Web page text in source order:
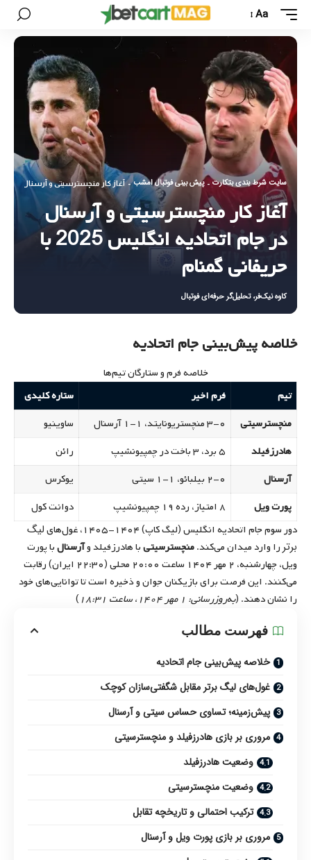
Aa
سایت شرط بندی بتکارت - پیش بینی فوتبال امشب - آغاز کار منچسترسیتی و آرسنال در جام اتحادیه
آغاز کار منچسترسیتی و آرسنال
در جام اتحادیه انگلیس 2025 با
حریفانی گمنام
کاوه نیک‌فر، تحلیل‌گر حرفه‌ای فوتبال
خلاصه پیش‌بینی جام اتحادیه
خلاصه فرم و ستارگان تیم‌ها
تیم
فرم اخیر
ستاره کلیدی
منچسترسیتی
۳-۰ منچستریونایتد، ۱-۱ آرسنال
ساوینیو
هادرزفیلد
۵ برد، ۳ باخت در چمپیونشیپ
رائن
آرسنال
۲-۰ بیلبائو، ۱-۱ سیتی
یوکرس
پورت ویل
۸ امتیاز، رده ۱۹ چمپیونشیپ
دوانت کول
دور سوم جام اتحادیه انگلیس (لیگ کاپ) ۱۴۰۴-۱۴۰۵، غول‌های
لیگ
برتررا وارد میدان می‌کند.منچسترسیتیبا هادرزفیلد وآرسنالبا پورت
ویل، چهارشنبه، ۲ مهر ۱۴۰۴
ساعت ۲۰:۰۰ محلی (۲۲:۳۰ ایران) رقابت
می‌کنند. این فرصت برای بازیکنان جوان و ذخیره است تا توانایی‌های خود
را نشان دهند. (به‌روزرسانی: ۱ مهر ۱۴۰۴، ساعت ۱۸:۳۱ )
فهرست مطالب
خلاصه پیش‌بینی جام اتحادیه
غول‌های لیگ برتر مقابل شگفتی‌سازان کوچک
پیش‌زمینه؛ تساوی حساس سیتی و آرسنال
مروری بر بازی هادرزفیلد و منچسترسیتی
وضعیت هادرزفیلد
وضعیت منچسترسیتی
ترکیب احتمالی و تاریخچه تقابل
مروری بر بازی پورت ویل و آرسنال